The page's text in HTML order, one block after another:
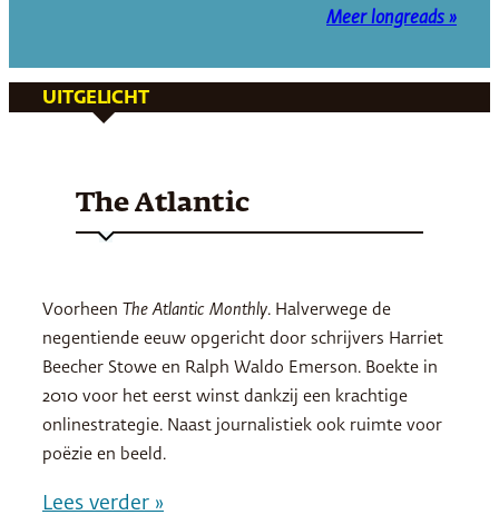
Meer longreads »
UITGELICHT
The Atlantic
Voorheen The Atlantic Monthly. Halverwege de
negentiende eeuw opgericht door schrijvers Harriet
Beecher Stowe en Ralph Waldo Emerson. Boekte in
2010 voor het eerst winst dankzij een krachtige
onlinestrategie. Naast journalistiek ook ruimte voor
poëzie en beeld.
Lees verder »